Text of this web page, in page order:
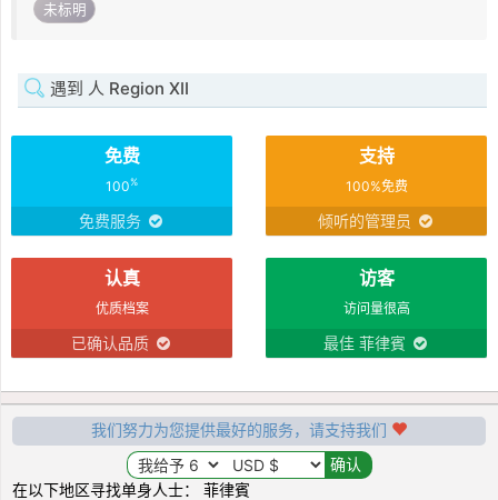
未标明
遇到 人 Region XII
免费
100%
免费服务
支持
100%免费
倾听的管理员
认真
优质档案
已确认品质
访客
访问量很高
最佳 菲律賓
我们努力为您提供最好的服务，请支持我们
在以下地区寻找单身人士： 菲律賓